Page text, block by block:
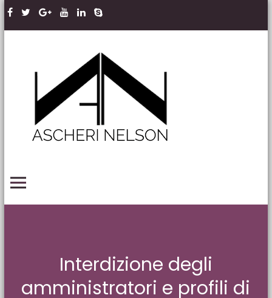
Skip to content
Interdizione degli
amministratori e profili di